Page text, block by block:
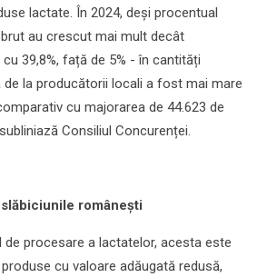
lactate. În 2024, deși procentual
au crescut mai mult decât
39,8%, față de 5% - în cantități
la producătorii locali a fost mai mare
cu majorarea de 44.623 de
Consiliul Concurenței.
românești
de procesare a lactatelor, acesta este
cu valoare adăugată redusă,